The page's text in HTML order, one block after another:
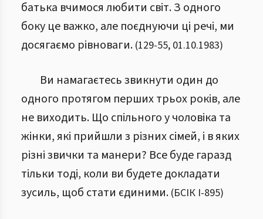
батька вчимося любити світ. З одного
боку це важко, але поєднуючи ці речі, ми
досягаємо рівноваги. (129-55, 01.10.1983)
Ви намагаєтесь звикнути один до
одного протягом перших трьох років, але
не виходить. Що спільного у чоловіка та
жінки, які прийшли з різних сімей, і в яких
різні звички та манери? Все буде гаразд
тільки тоді, коли ви будете докладати
зусиль, щоб стати єдиними. (БСІК І-895)